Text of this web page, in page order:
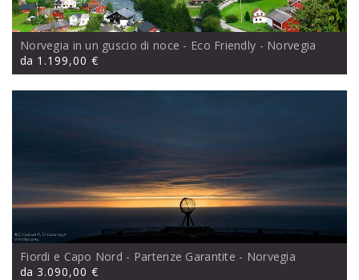
Norvegia in un guscio di noce - Eco Friendly - Norvegia
da 1.199,00 €
Fiordi e Capo Nord - Partenze Garantite - Norvegia
da 3.090,00 €